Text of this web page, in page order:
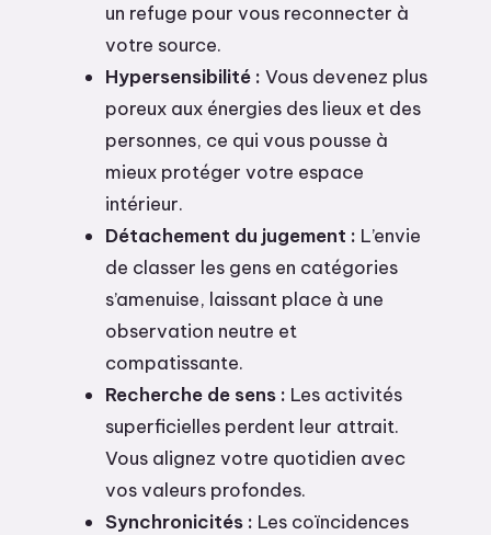
un refuge pour vous reconnecter à
votre source.
Hypersensibilité : Vous devenez plus
poreux aux énergies des lieux et des
personnes, ce qui vous pousse à
mieux protéger votre espace
intérieur.
Détachement du jugement : L’envie
de classer les gens en catégories
s’amenuise, laissant place à une
observation neutre et
compatissante.
Recherche de sens : Les activités
superficielles perdent leur attrait.
Vous alignez votre quotidien avec
vos valeurs profondes.
Synchronicités : Les coïncidences